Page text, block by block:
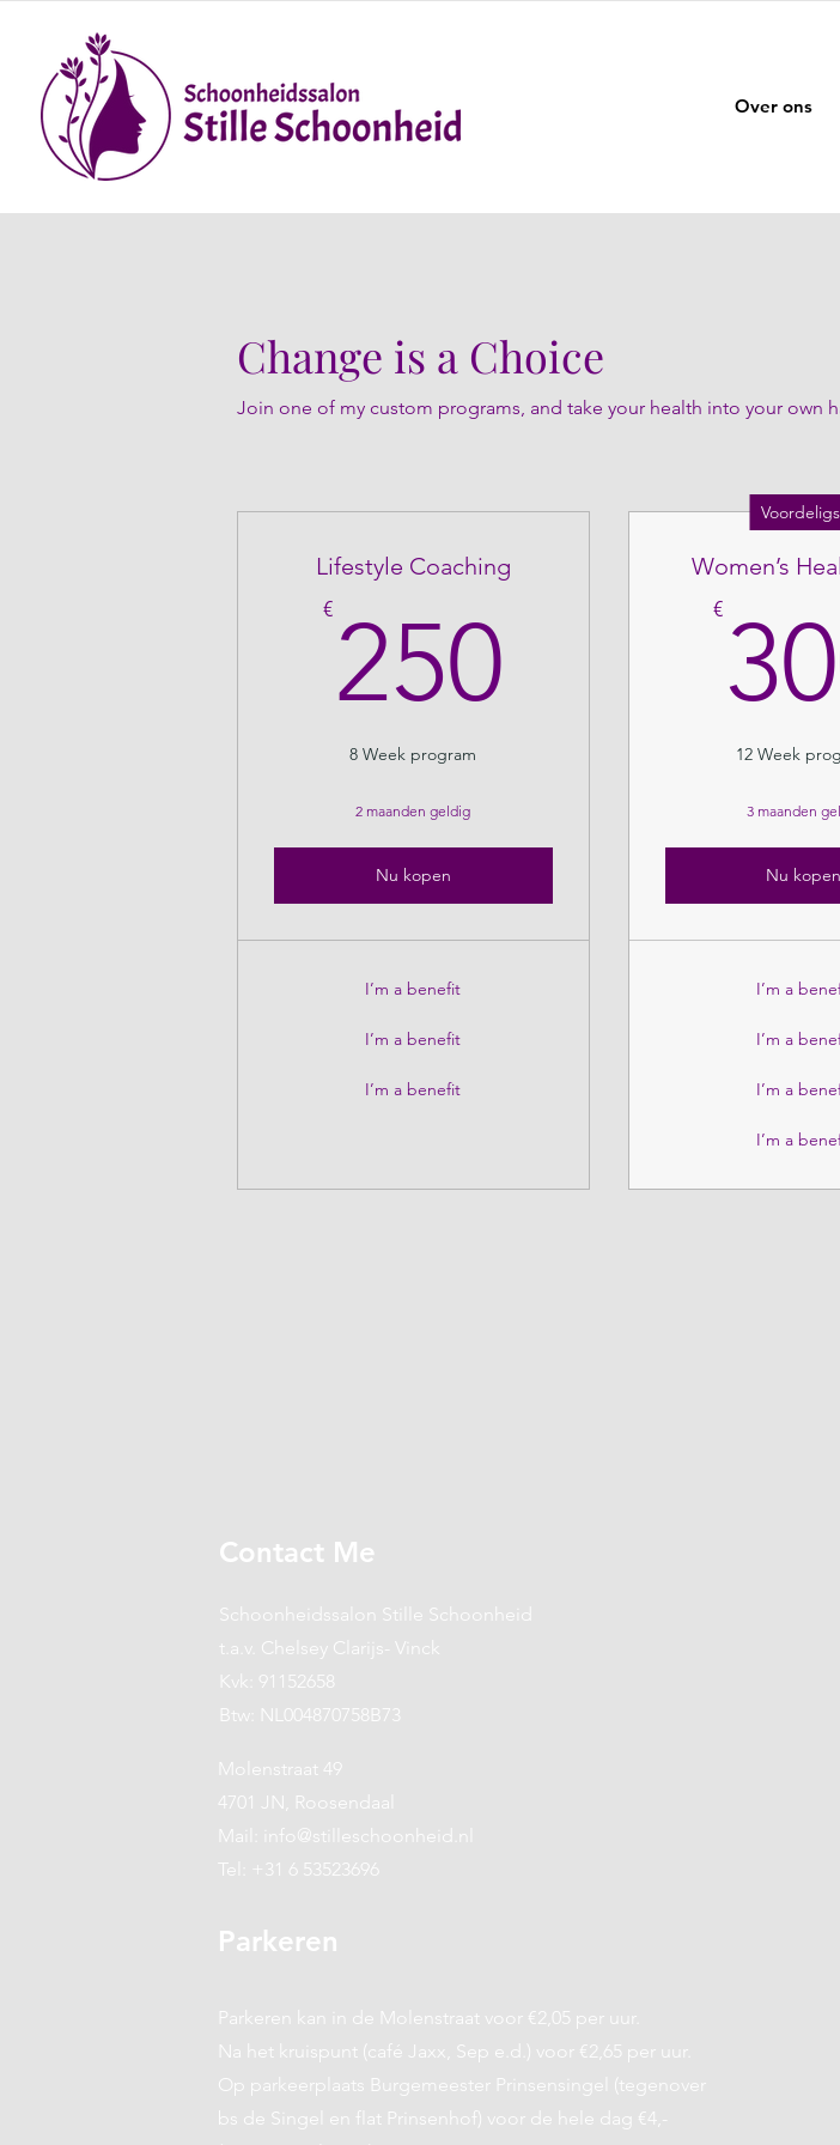
Over ons
Change is a Choice
Join one of my custom programs, and take your health into your own
Lifestyle Coaching
€ 250 250€
8 Week program
2 maanden geldig
Nu kopen
I’m a benefit
I’m a benefit
I’m a benefit
Women’s
€
12 Week
3 maanden
Nu kopen
I’m a
I’m a
I’m a
I’m a
Contact Me
Schoonheidssalon Stille Schoonheid
t.a.v. Chelsey Clarijs- Vinck
Kvk: 91152658
Btw: NL004870758B73
Molenstraat 49
4701 JN, Roosendaal
Mail:
info@stilleschoonheid.nl
Tel: +31 6 53523696
Parkeren
Parkeren kan in de Molenstraat voor €2,05 per uur.
Na het kruispunt (café Jaxx, Sep e.d.) voor €2,65 per uur.
Op parkeerplaats Burgemeester Prinsensingel (tegenover
bs de Singel en flat Prinsenhof) voor de hele dag €4,-